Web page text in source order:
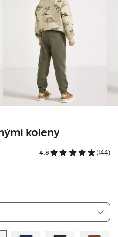
koleny
4.8 (144)